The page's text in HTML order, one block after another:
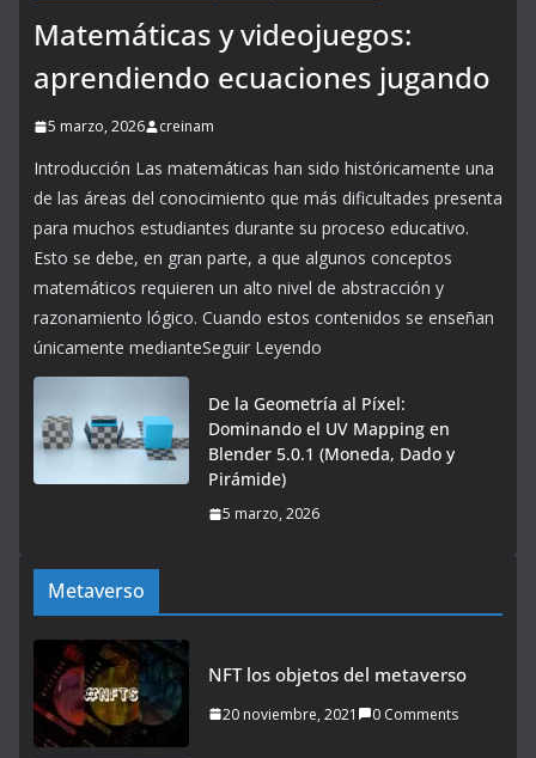
Matemáticas y videojuegos:
aprendiendo ecuaciones jugando
5 marzo, 2026 creinam
Introducción Las matemáticas han sido históricamente una
de las áreas del conocimiento que más dificultades presenta
para muchos estudiantes durante su proceso educativo.
Esto se debe, en gran parte, a que algunos conceptos
matemáticos requieren un alto nivel de abstracción y
razonamiento lógico. Cuando estos contenidos se enseñan
únicamente medianteSeguir Leyendo
De la Geometría al Píxel:
Dominando el UV Mapping en
Blender 5.0.1 (Moneda, Dado y
Pirámide)
5 marzo, 2026
Metaverso
NFT los objetos del metaverso
20 noviembre, 2021 0 Comments